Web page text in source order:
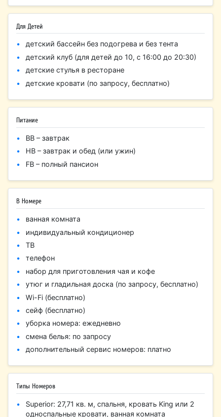
Для Детей
детский бассейн без подогрева и без тента
детский клуб (для детей до 10, с 16:00 до 20:30)
детские стулья в ресторане
детские кровати (по запросу, бесплатно)
Питание
BB – завтрак
HB – завтрак и обед (или ужин)
FB – полный пансион
В Номере
ванная комната
индивидуальный кондиционер
ТВ
телефон
набор для приготовления чая и кофе
утюг и гладильная доска (по запросу, бесплатно)
Wi-Fi (бесплатно)
сейф (бесплатно)
уборка номера: ежедневно
смена белья: по запросу
дополнительный сервис номеров: платно
Типы Номеров
Superior: 27,71 кв. м, спальня, кровать King или 2
односпальные кровати, ванная комната